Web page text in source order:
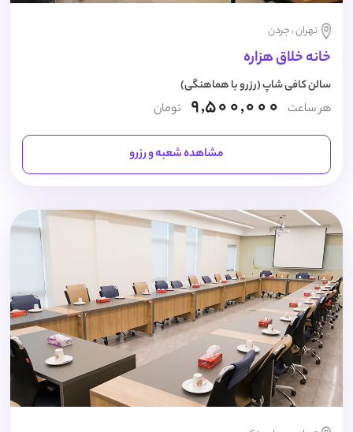
تهران ، جردن
خانه خلاق هزاره
سالن کافی شاپ (رزرو با هماهنگی)
هر ساعت 9,500,000 تومان
مشاهده شعبه و رزرو